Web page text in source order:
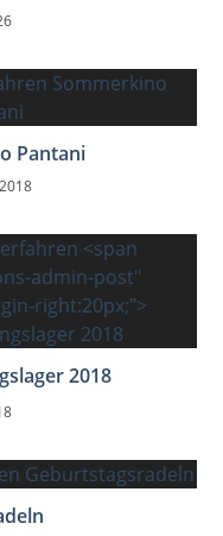
Pantani
2018